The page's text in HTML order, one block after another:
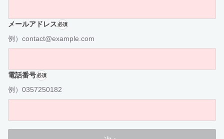
メールアドレス必須
例）contact@example.com
電話番号必須
例）0357250182